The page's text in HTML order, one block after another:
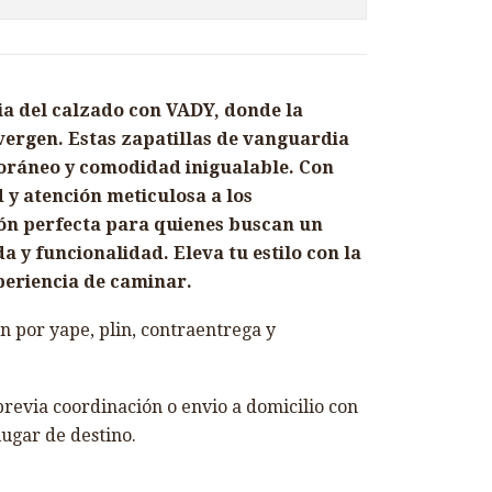
del calzado con VADY, donde la
Estas zapatillas de vanguardia
y comodidad inigualable. Con
atención meticulosa a los
perfecta para quienes buscan un
y funcionalidad. Eleva tu estilo con la
de caminar.
por yape, plin, contraentrega y
coordinación o envio a domicilio con
de destino.